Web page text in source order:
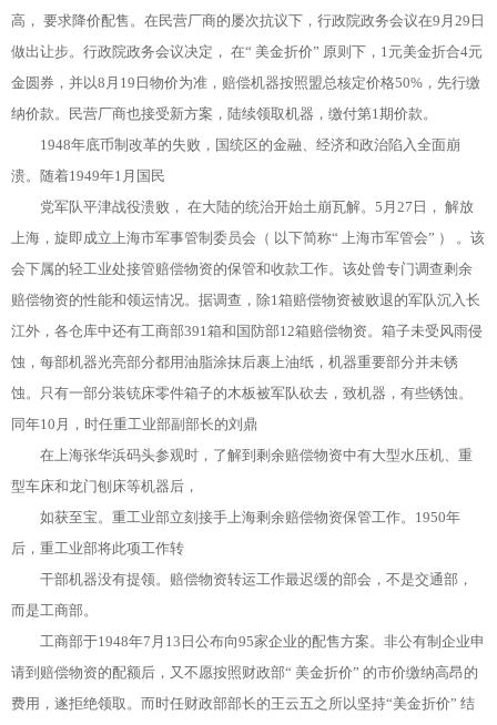
高， 要求降价配售。在民营厂商的屡次抗议下，行政院政务会议在9月29日
做出让步。行政院政务会议决定， 在“ 美金折价” 原则下，1元美金折合4元
金圆券，并以8月19日物价为准，赔偿机器按照盟总核定价格50%，先行缴
纳价款。民营厂商也接受新方案，陆续领取机器，缴付第1期价款。
1948年底币制改革的失败，国统区的金融、经济和政治陷入全面崩
溃。随着1949年1月国民
党军队平津战役溃败， 在大陆的统治开始土崩瓦解。5月27日， 解放
上海，旋即成立上海市军事管制委员会（ 以下简称“ 上海市军管会” ） 。该
会下属的轻工业处接管赔偿物资的保管和收款工作。该处曾专门调查剩余
赔偿物资的性能和领运情况。据调查，除1箱赔偿物资被败退的军队沉入长
江外，各仓库中还有工商部391箱和国防部12箱赔偿物资。箱子未受风雨侵
蚀，每部机器光亮部分都用油脂涂抹后裹上油纸，机器重要部分并未锈
蚀。只有一部分装铳床零件箱子的木板被军队砍去，致机器，有些锈蚀。
同年10月，时任重工业部副部长的刘鼎
在上海张华浜码头参观时，了解到剩余赔偿物资中有大型水压机、重
型车床和龙门刨床等机器后，
如获至宝。重工业部立刻接手上海剩余赔偿物资保管工作。1950年
后，重工业部将此项工作转
干部机器没有提领。赔偿物资转运工作最迟缓的部会，不是交通部，
而是工商部。
工商部于1948年7月13日公布向95家企业的配售方案。非公有制企业申
请到赔偿物资的配额后，又不愿按照财政部“ 美金折价” 的市价缴纳高昂的
费用，遂拒绝领取。而时任财政部部长的王云五之所以坚持“美金折价” 结